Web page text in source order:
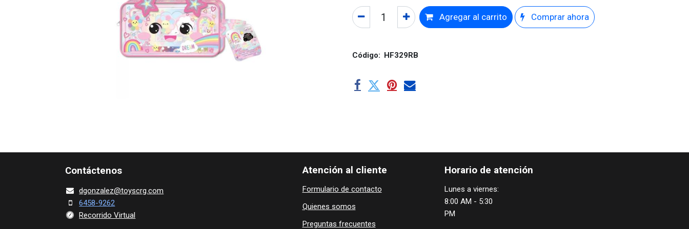
Agregar al carrito Comprar ahora
Código: HF329RB
Contácte​nos
dgonza​lez@toy​scrg.c​o​m
6458-9262
Recorrido Virtual
Horario de atención
Lunes a viernes:
8:00 AM - 5:30
PM
Atención al cliente
Formulario de contacto
Quienes ​som​​​os
Preguntas frecuentes